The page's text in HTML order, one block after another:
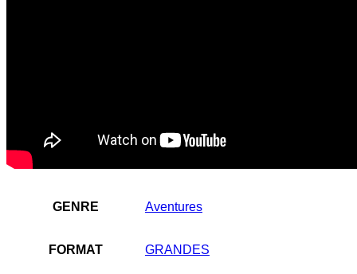
GENRE Aventures
FORMAT GRANDES